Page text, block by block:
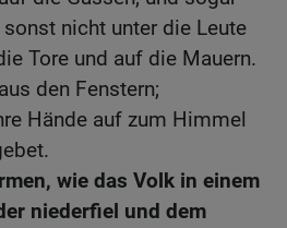
nicht unter die Leute
Tore und auf die Mauern.
den Fenstern;
Hände auf zum Himmel
wie das Volk in einem
niederfiel und dem